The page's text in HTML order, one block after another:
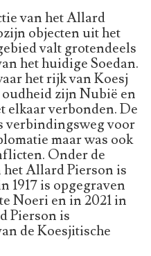
van het Allard
objecten uit het
valt grotendeels
het huidige Soedan.
het rijk van Koesj
zijn Nubië en
elkaar verbonden. De
verbindingsweg voor
maar was ook
Onder de
Allard Pierson is
1917 is opgegraven
Noeri en in 2021 in
Pierson is
de Koesjitische